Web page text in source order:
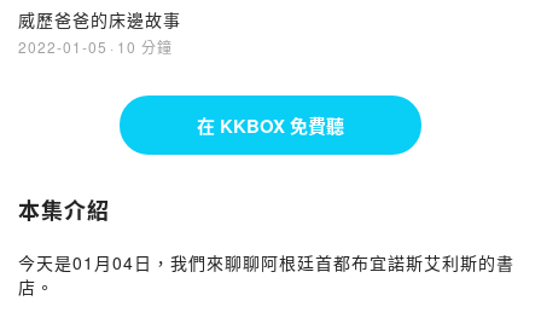
威歷爸爸的床邊故事
2022-01-05 · 10 分鐘
在 KKBOX 免費聽
本集介紹
今天是01月04日，我們來聊聊阿根廷首都布宜諾斯艾利斯的書
店。